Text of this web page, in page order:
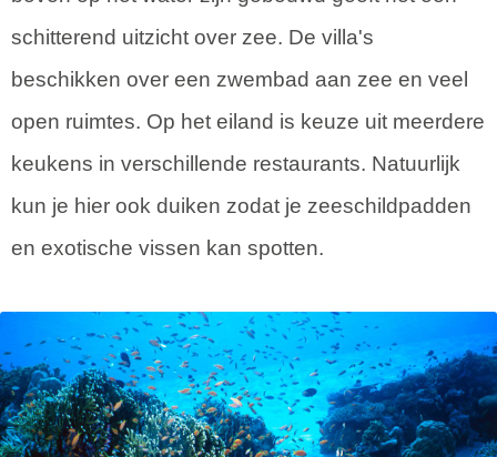
schitterend uitzicht over zee. De villa's
beschikken over een zwembad aan zee en veel
open ruimtes. Op het eiland is keuze uit meerdere
keukens in verschillende restaurants. Natuurlijk
kun je hier ook duiken zodat je zeeschildpadden
en exotische vissen kan spotten.